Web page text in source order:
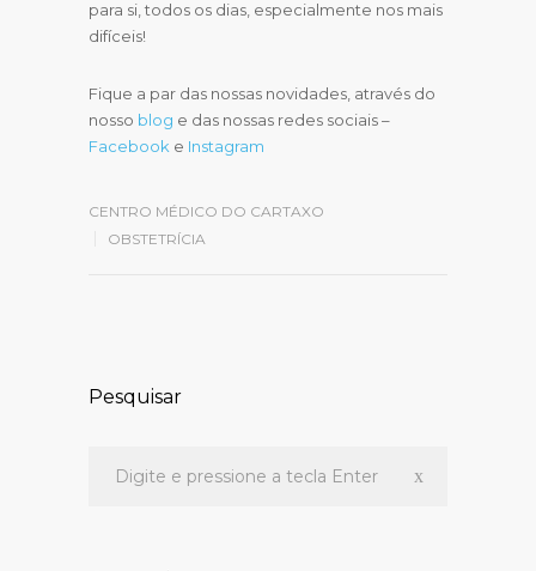
para si, todos os dias, especialmente nos mais
difíceis!
Fique a par das nossas novidades, através do
nosso blog e das nossas redes sociais –
Facebook e Instagram
CENTRO MÉDICO DO CARTAXO
OBSTETRÍCIA
Pesquisar